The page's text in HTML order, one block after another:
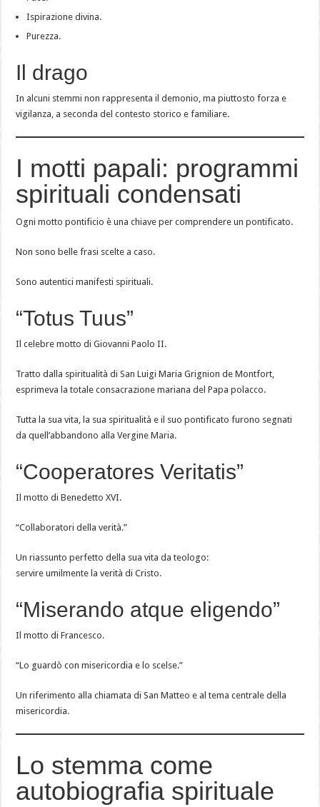
Ispirazione divina.
Purezza.
Il drago
In alcuni stemmi non rappresenta il demonio, ma piuttosto forza e
vigilanza, a seconda del contesto storico e familiare.
I motti papali: programmi
spirituali condensati
Ogni motto pontificio è una chiave per comprendere un pontificato.
Non sono belle frasi scelte a caso.
Sono autentici manifesti spirituali.
“Totus Tuus”
Il celebre motto di Giovanni Paolo II.
Tratto dalla spiritualità di San Luigi Maria Grignion de Montfort,
esprimeva la totale consacrazione mariana del Papa polacco.
Tutta la sua vita, la sua spiritualità e il suo pontificato furono segnati
da quell’abbandono alla Vergine Maria.
“Cooperatores Veritatis”
Il motto di Benedetto XVI.
“Collaboratori della verità.”
Un riassunto perfetto della sua vita da teologo:
servire umilmente la verità di Cristo.
“Miserando atque eligendo”
Il motto di Francesco.
“Lo guardò con misericordia e lo scelse.”
Un riferimento alla chiamata di San Matteo e al tema centrale della
misericordia.
Lo stemma come
autobiografia spirituale